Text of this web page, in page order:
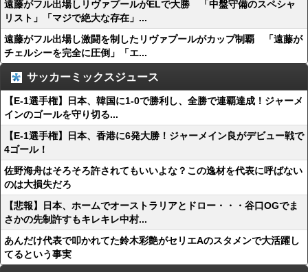
遠藤がフル出場しリヴァプールがELで大勝 「中盤守備のスペシャ
リスト」「マジで絶大な存在」...
遠藤がフル出場し激闘を制したリヴァプールがカップ制覇 「遠藤が
チェルシーを完全に圧倒」「エ...
サッカーミックスジュース
【E-1選手権】日本、韓国に1-0で勝利し、全勝で連覇達成！ジャーメ
インのゴールを守り切る...
【E-1選手権】日本、香港に6発大勝！ジャーメイン良がデビュー戦で
4ゴール！
佐野海舟はそろそろ許されてもいいよな？この逸材を代表に呼ばない
のは大損失だろ
【悲報】日本、ホームでオーストラリアとドロー・・・谷口OGでま
さかの先制許すもキレキレ中村...
あんだけ代表で叩かれてた鈴木彩艶がセリエAのスタメンで大活躍し
てるという事実